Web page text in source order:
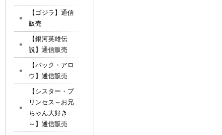
【ゴジラ】通信
販売
【銀河英雄伝
説】通信販売
【バック・アロ
ウ】通信販売
【シスター・プ
リンセス～お兄
ちゃん大好き
～】通信販売